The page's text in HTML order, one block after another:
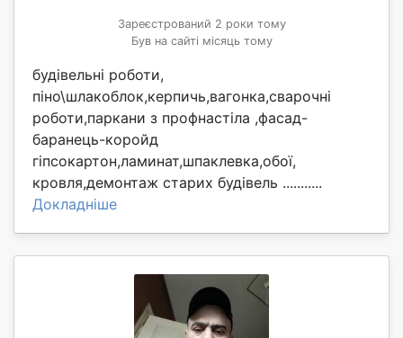
Зареєстрований 2 роки тому
Був на сайті місяць тому
будівельні роботи,
піно\шлакоблок,керпичь,вагонка,сварочні
роботи,паркани з профнастіла ,фасад-
баранець-коройд
гіпсокартон,ламинат,шпаклевка,обої,
кровля,демонтаж старих будівель ...........
Докладніше